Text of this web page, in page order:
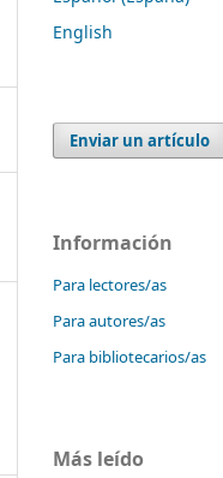
English
Enviar un artículo
Información
Para lectores/as
Para autores/as
Para bibliotecarios/as
Más leído